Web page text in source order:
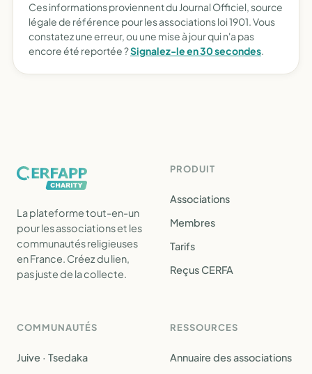
Ces informations proviennent du Journal Officiel, source
légale de référence pour les associations loi 1901. Vous
constatez une erreur, ou une mise à jour qui n'a pas
encore été reportée ?Signalez-le en 30 secondes.
La plateforme tout-en-un
pour les associations et les
communautés religieuses
en France. Créez du lien,
pas juste de la collecte.
PRODUIT
Associations
Membres
Tarifs
Reçus CERFA
COMMUNAUTÉS
Juive · Tsedaka
RESSOURCES
Annuaire des associations